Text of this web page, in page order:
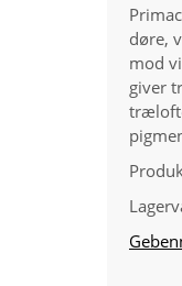
døre,
mod
giver